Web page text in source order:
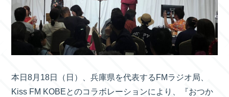
本日8月18日（日）、兵庫県を代表するFMラジオ局、
Kiss FM KOBEとのコラボレーションにより、『おつか